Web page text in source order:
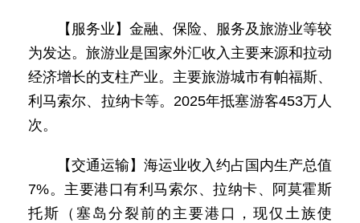
【服务业】金融、保险、服务及旅游业等较
为发达。旅游业是国家外汇收入主要来源和拉动
经济增长的支柱产业。主要旅游城市有帕福斯、
利马索尔、拉纳卡等。2025年抵塞游客453万人
次。
【交通运输】海运业收入约占国内生产总值
7%。主要港口有利马索尔、拉纳卡、阿莫霍斯
托斯（塞岛分裂前的主要港口，现仅土族使